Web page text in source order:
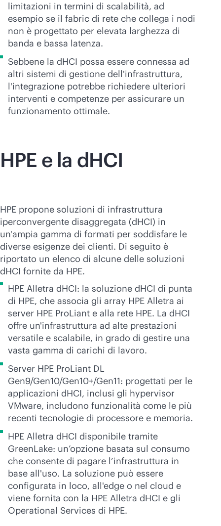
limitazioni in termini di scalabilità, ad
esempio se il fabric di rete che collega i nodi
non è progettato per elevata larghezza di
banda e bassa latenza.
Sebbene la dHCI possa essere connessa ad
altri sistemi di gestione dell'infrastruttura,
l'integrazione potrebbe richiedere ulteriori
interventi e competenze per assicurare un
funzionamento ottimale.
HPE e la dHCI
HPE propone soluzioni di infrastruttura
iperconvergente disaggregata (dHCI) in
un'ampia gamma di formati per soddisfare le
diverse esigenze dei clienti. Di seguito è
riportato un elenco di alcune delle soluzioni
dHCI fornite da HPE.
HPE Alletra dHCI: la soluzione dHCI di punta
di HPE, che associa gli array HPE Alletra ai
server HPE ProLiant e alla rete HPE. La dHCI
offre un'infrastruttura ad alte prestazioni
versatile e scalabile, in grado di gestire una
vasta gamma di carichi di lavoro.
Server HPE ProLiant DL
Gen9/Gen10/Gen10+/Gen11: progettati per le
applicazioni dHCI, inclusi gli hypervisor
VMware, includono funzionalità come le più
recenti tecnologie di processore e memoria.
HPE Alletra dHCI disponibile tramite
GreenLake: un’opzione basata sul consumo
che consente di pagare l’infrastruttura in
base all'uso. La soluzione può essere
configurata in loco, all'edge o nel cloud e
viene fornita con la HPE Alletra dHCI e gli
Operational Services di HPE.